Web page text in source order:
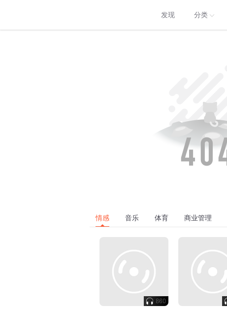
发现 分类
情感 音乐 体育 商业管理
860